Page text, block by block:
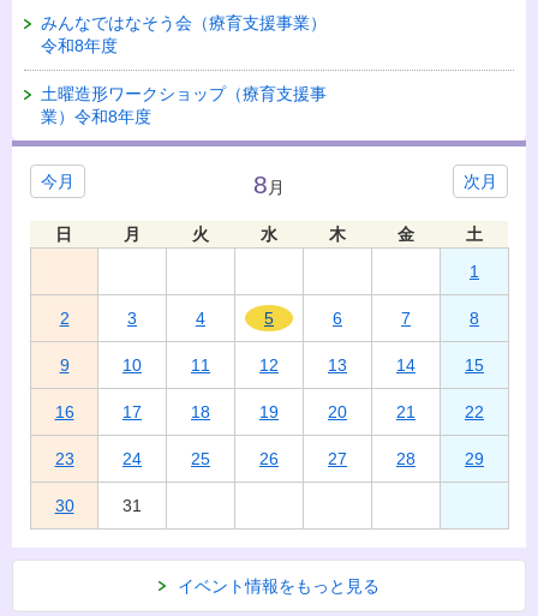
みんなではなそう会（療育支援事業）
令和8年度
土曜造形ワークショップ（療育支援事
業）令和8年度
今月 次月
8月
日 月 火 水 木 金
土
1
2 3 4 5 6 7 8
9 10 11 12 13 14 15
16 17 18 19 20 21 22
23 24 25 26 27 28 29
30 31
イベント情報をもっと見る